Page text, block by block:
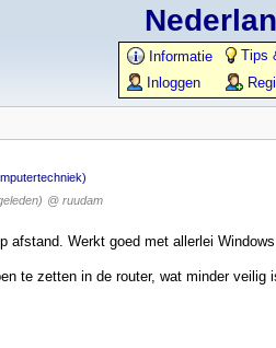
Informatie Tips
Inloggen
@ ruudam
afstand. Werkt goed met allerlei Windows
te zetten in de router, wat minder veilig